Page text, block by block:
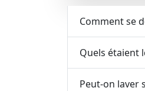
Comment se
Quels étaient
Peut-on laver